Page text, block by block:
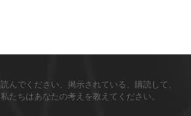
読んでください、掲示されている、購読して、
私たちはあなたの考えを教えてください。